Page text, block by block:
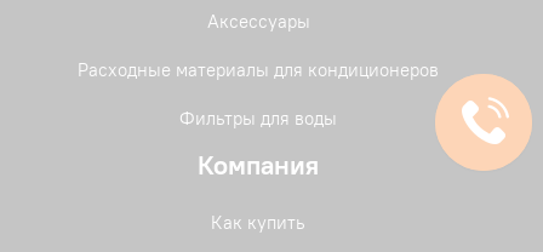
Аксессуары
Расходные материалы для кондиционеров
Фильтры для воды
Компания
Как купить